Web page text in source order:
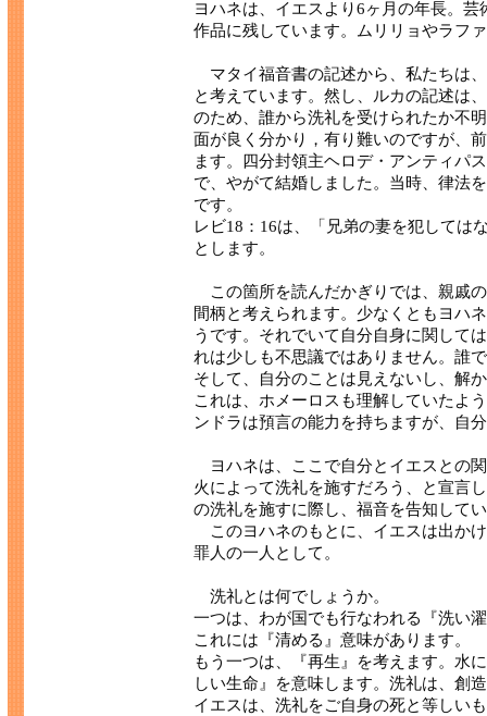
ヨハネは、イエスより6ヶ月の年長。
作品に残しています。ムリリョやラフ
マタイ福音書の記述から、私たちは
と考えています。然し、ルカの記述は
のため、誰から洗礼を受けられたか不
面が良く分かり，有り難いのですが、
ます。四分封領主ヘロデ・アンティパ
で、やがて結婚しました。当時、律法
です。
レビ18：16は、「兄弟の妻を犯しては
とします。
この箇所を読んだかぎりでは、親戚
間柄と考えられます。少なくともヨハ
うです。それでいて自分自身に関して
れは少しも不思議ではありません。誰
そして、自分のことは見えないし、解
これは、ホメーロスも理解していたよ
ンドラは預言の能力を持ちますが、自
ヨハネは、ここで自分とイエスとの
火によって洗礼を施すだろう、と宣言
の洗礼を施すに際し、福音を告知して
このヨハネのもとに、イエスは出か
罪人の一人として。
洗礼とは何でしょうか。
一つは、わが国でも行なわれる『洗い
これには『清める』意味があります。
もう一つは、『再生』を考えます。水
しい生命』を意味します。洗礼は、創
イエスは、洗礼をご自身の死と等しい